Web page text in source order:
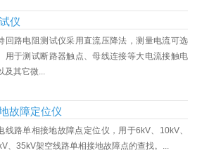
仪
回路电阻测试仪采用直流压降法，测量电流可选
用于测试断路器触点、母线连接等大电流接触电
及其它微...
故障定位仪
线路单相接地故障点定位仪，用于6kV、10kV、
、35kV架空线路单相接地故障点的查找。...